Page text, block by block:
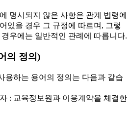
명시되지 않은 사항은 관계 법령에
있을 경우 그 규정에 따르며, 그렇
경우에는 일반적인 관례에 따릅니다.
의 정의)
용하는 용어의 정의는 다음과 같습
: 교육정보원과 이용계약을 체결한